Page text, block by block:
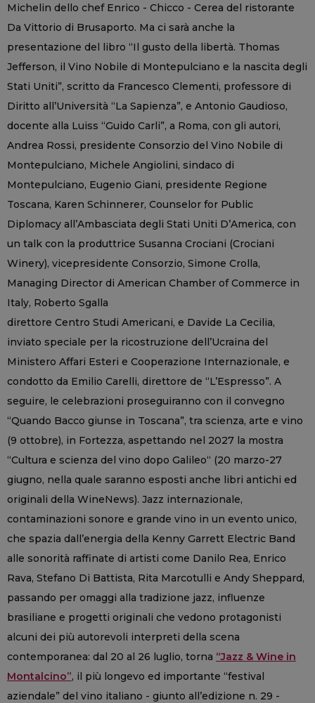
Michelin dello chef Enrico - Chicco - Cerea del ristorante
Da Vittorio di Brusaporto. Ma ci sarà anche la
presentazione del libro “Il gusto della libertà. Thomas
Jefferson, il Vino Nobile di Montepulciano e la nascita degli
Stati Uniti”, scritto da Francesco Clementi, professore di
Diritto all’Università “La Sapienza”, e Antonio Gaudioso,
docente alla Luiss “Guido Carli”, a Roma, con gli autori,
Andrea Rossi, presidente Consorzio del Vino Nobile di
Montepulciano, Michele Angiolini, sindaco di
Montepulciano, Eugenio Giani, presidente Regione
Toscana, Karen Schinnerer, Counselor for Public
Diplomacy all’Ambasciata degli Stati Uniti D’America, con
un talk con la produttrice Susanna Crociani (Crociani
Winery), vicepresidente Consorzio, Simone Crolla,
Managing Director di American Chamber of Commerce in
Italy, Roberto Sgalla
direttore Centro Studi Americani, e Davide La Cecilia,
inviato speciale per la ricostruzione dell’Ucraina del
Ministero Affari Esteri e Cooperazione Internazionale, e
condotto da Emilio Carelli, direttore de “L’Espresso”. A
seguire, le celebrazioni proseguiranno con il convegno
“Quando Bacco giunse in Toscana”, tra scienza, arte e vino
(9 ottobre), in Fortezza, aspettando nel 2027 la mostra
“Cultura e scienza del vino dopo Galileo“ (20 marzo-27
giugno, nella quale saranno esposti anche libri antichi ed
originali della WineNews). Jazz internazionale,
contaminazioni sonore e grande vino in un evento unico,
che spazia dall’energia della Kenny Garrett Electric Band
alle sonorità raffinate di artisti come Danilo Rea, Enrico
Rava, Stefano Di Battista, Rita Marcotulli e Andy Sheppard,
passando per omaggi alla tradizione jazz, influenze
brasiliane e progetti originali che vedono protagonisti
alcuni dei più autorevoli interpreti della scena
contemporanea: dal 20 al 26 luglio, torna “Jazz & Wine in
Montalcino”, il più longevo ed importante “festival
aziendale” del vino italiano - giunto all’edizione n. 29 -